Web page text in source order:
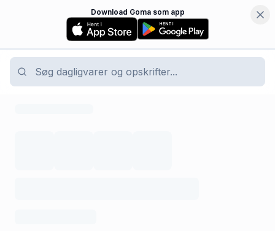
Download Goma som app